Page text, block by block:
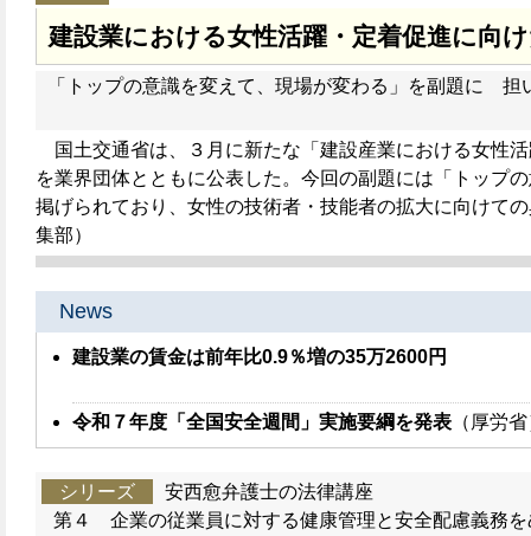
建設業における女性活躍・定着促進に向
「トップの意識を変えて、現場が変わる」を副題に 担
国土交通省は、３月に新たな「建設産業における女性
を業界団体とともに公表した。今回の副題には「トップ
掲げられており、女性の技術者・技能者の拡大に向けて
集部）
News
建設業の賃金は前年比0.9％増の35万2600円
令和７年度「全国安全週間」実施要綱を発表 （厚労
シリーズ
安西愈弁護士の法律講座
第４ 企業の従業員に対する健康管理と安全配慮義務を